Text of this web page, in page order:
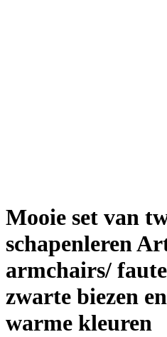
Mooie set van
schapenleren
armchairs/
zwarte biezen
warme kleuren